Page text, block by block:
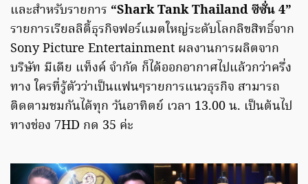
และสำหรับรายการ “Shark Tank Thailand ซีซั่น 4”
รายการเรียลลิตี้ธุรกิจฟอร์แมตใหญ่ระดับโลกลิขสิทธิ์จาก
Sony Picture Entertainment ผลงานการผลิตจาก
บริษัท มีเดีย แท็งค์ จํากัด ก็ได้ออกอากาศไปแล้วกว่าครึ่ง
ทาง ใครที่รู้ตัวว่าเป็นแฟนๆรายการแนวธุรกิจ สามารถ
ติดตามชมกันได้ทุก วันอาทิตย์ เวลา 13.00 น. เป็นต้นไป
ทางช่อง 7HD กด 35 ค่ะ